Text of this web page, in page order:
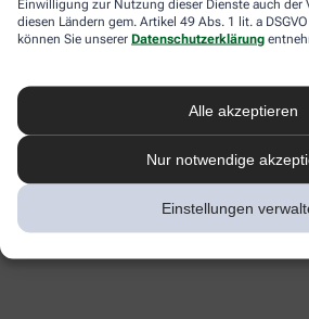
Einwilligung zur Nutzung dieser Dienste auch der
diesen Ländern gem. Artikel 49 Abs. 1 lit. a
können Sie unserer Datenschutzerklärung
Alle akzeptieren
Nur notwendige
Einstellungen